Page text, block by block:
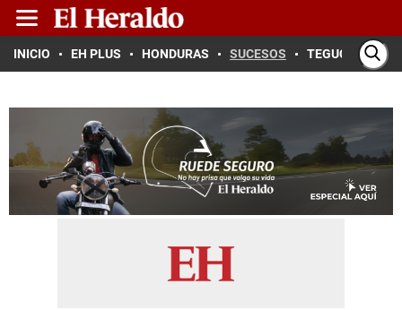
INICIO EH PLUS HONDURAS SUCESOS TEGUCIGALPA